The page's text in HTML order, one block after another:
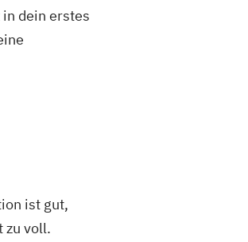
dein erstes
ist gut,
zu voll.